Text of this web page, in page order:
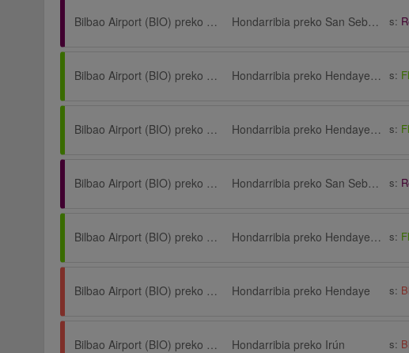
Bilbao Airport (BIO) preko Bilbao Hondarribia preko San Sebastián Airport (EAS) s:
Bilbao Airport (BIO) preko Bilbao, Autobusni kolodvor, Termibus Hondarribia preko Hendaye, Pont International s:
Bilbao Airport (BIO) preko Bilbao, Autobusni kolodvor, Termibus Hondarribia preko Hendaye, Pont International s:
Bilbao Airport (BIO) preko Bilbao Hondarribia preko San Sebastián Airport (EAS) s:
Bilbao Airport (BIO) preko Bilbao, Autobusni kolodvor, Termibus Hondarribia preko Hendaye, Pont International s:
Bilbao Airport (BIO) preko Bilbao Hondarribia preko Hendaye s:
Bilbao Airport (BIO) preko Bilbao Hondarribia preko Irún s: